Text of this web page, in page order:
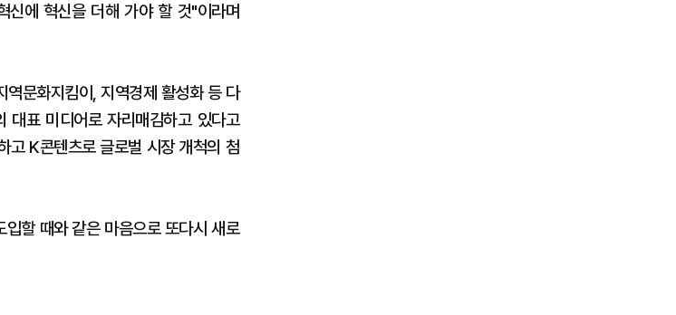
신에 혁신을 더해 가야 할 것"이라며
문화지킴이, 지역경제 활성화 등 다
대표 미디어로 자리매김하고 있다고
고 K콘텐츠로 글로벌 시장 개척의 첨
할 때와 같은 마음으로 또다시 새로